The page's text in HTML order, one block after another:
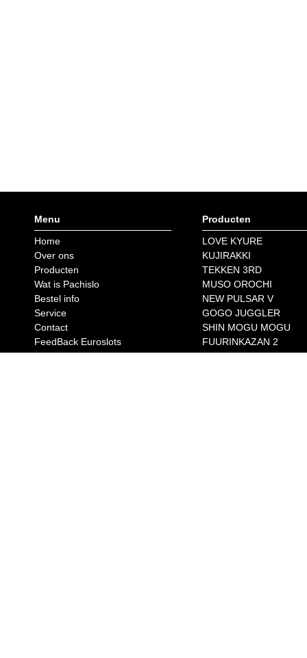
Menu
Home
Over ons
Producten
Wat is Pachislo
Bestel info
Service
Contact
FeedBack Euroslots
Producten
LOVE KYURE
KUJIRAKKI
TEKKEN 3RD
MUSO OROCHI
NEW PULSAR V
GOGO JUGGLER
SHIN MOGU MOGU
FUURINKAZAN 2